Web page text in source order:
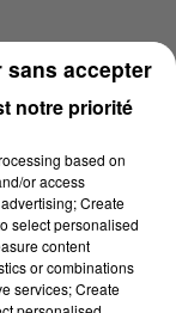
notre priorité
based on
or access
Create
select personalised
content
or combinations
services; Create
sans accepter